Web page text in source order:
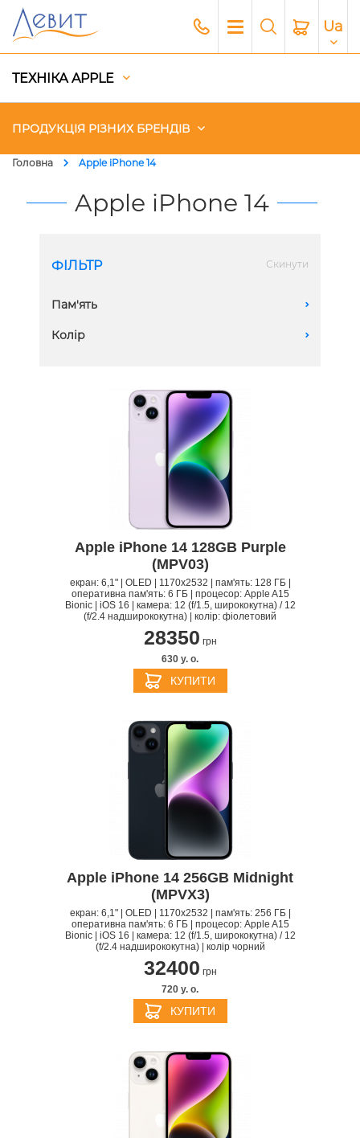
Ua
ТЕХНІКА APPLE
ПРОДУКЦІЯ РІЗНИХ БРЕНДІВ
Генератори і Зарядні станції
Гаджети
Платний сервіс Apple
Головна Apple iPhone 14
Apple iPhone 14
ФІЛЬТР Скинути
Пам'ять A
128 GB
Колір A
Apple iPhone 14 128GB Purple
(MPV03)
екран: 6,1" | OLED | 1170x2532 | пам'ять: 128 ГБ |
оперативна пам'ять: 6 ГБ | процесор: Apple A15
Bionic | iOS 16 | камера: 12 (f/1.5, ширококутна) / 12
(f/2.4 надширококутна) | колір: фіолетовий
28350 грн
630 y. о.
КУПИТИ
Apple iPhone 14 256GB Midnight
(MPVX3)
екран: 6,1" | OLED | 1170x2532 | пам'ять: 256 ГБ |
оперативна пам'ять: 6 ГБ | процесор: Apple A15
Bionic | iOS 16 | камера: 12 (f/1.5, ширококутна) / 12
(f/2.4 надширококутна) | колір чорний
32400 грн
720 y. о.
КУПИТИ